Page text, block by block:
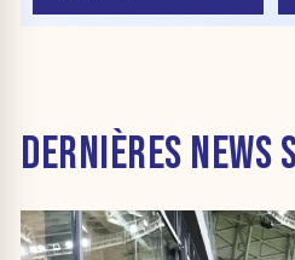
DERNIÈRES NEWS